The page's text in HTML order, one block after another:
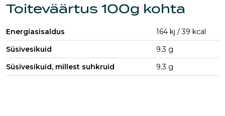
Toiteväärtus 100g kohta
Energiasisaldus 164 kj / 39 kcal
Süsivesikuid
9.3 g
Süsivesikuid, millest suhkruid
9.3 g